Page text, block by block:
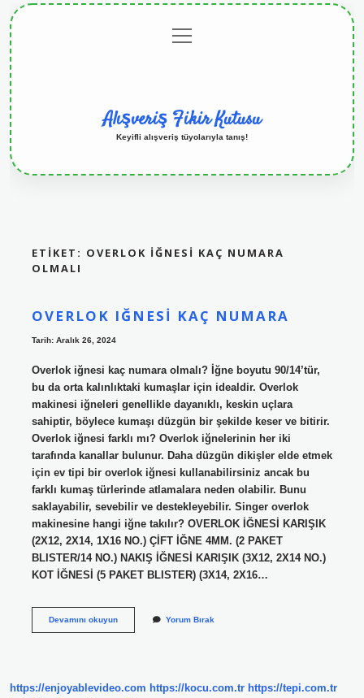
menüyü
aç
Alışveriş Fikir Kutusu
Keyifli alışveriş tüyolarıyla tanış!
ETIKET: OVERLOK IĞNESI KAÇ NUMARA
OLMALI
OVERLOK IĞNESI KAÇ NUMARA
Tarih: Aralık 26, 2024
Overlok iğnesi kaç numara olmalı? İğne boyutu 90/14’tür,
bu da orta kalınlıktaki kumaşlar için idealdir. Overlok
makinesi iğneleri genellikle dayanıklı, keskin uçlara
sahiptir, böylece kumaşı düzgün bir şekilde keser ve bitirir.
Overlok iğnesi farklı mı? Overlok iğnelerinin her iki
tarafında kanallar bulunur. Daha düzgün dikişler elde etmek
için ev tipi bir overlok iğnesi kullanabilirsiniz ancak bu
farklı kumaş türlerinde atlamalara neden olabilir. Bunu
saklayabilir, sevebilir ve destekleyebilir. Singer overlok
makinesine hangi iğne takılır? OVERLOK İĞNESİ KARIŞIK
(2X12, 2X14, 1X16 NO.) ÇİFT İĞNE 4MM. (2 PAKET
BLISTER/14 NO.) NAKIŞ İĞNESİ KARIŞIK (3X12, 2X14 NO.)
KOT İĞNESİ (5 PAKET BLISTER) (3X14, 2X16…
Devamını okuyunOverlok
Yorum Bırak
https://enjoyablevideo.com https://kocu.com.tr https://tepi.com.tr